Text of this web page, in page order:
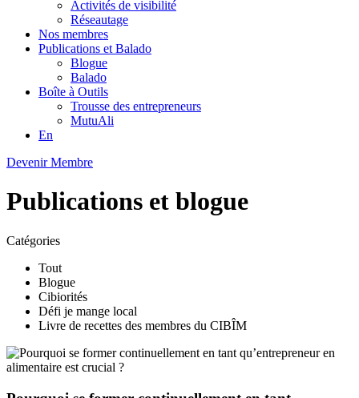
Activités de visibilité
Réseautage
Nos membres
Publications et Balado
Blogue
Balado
Boîte à Outils
Trousse des entrepreneurs
MutuAli
En
Devenir Membre
Publications et blogue
Catégories
Tout
Blogue
Cibiorités
Défi je mange local
Livre de recettes des membres du CIBÎM